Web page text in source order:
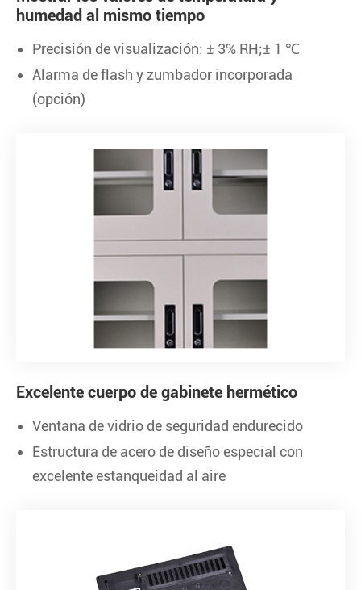
humedad al mismo tiempo
Precisión de visualización: ± 3% RH;± 1 ℃
Alarma de flash y zumbador incorporada
(opción)
Excelente cuerpo de gabinete hermético
Ventana de vidrio de seguridad endurecido
Estructura de acero de diseño especial con
excelente estanqueidad al aire